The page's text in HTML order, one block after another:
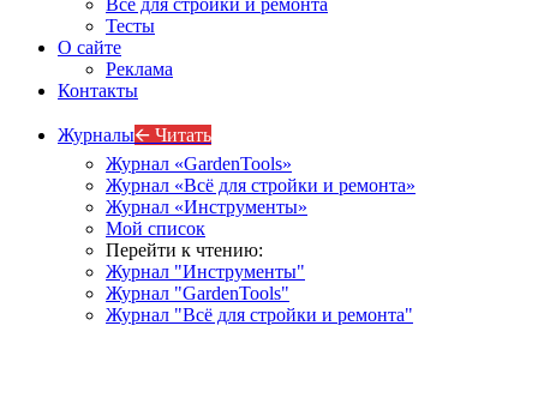
Всё для стройки и ремонта
Тесты
О сайте
Реклама
Контакты
Журналы🡨 Читать
Журнал «GardenTools»
Журнал «Всё для стройки и ремонта»
Журнал «Инструменты»
Мой список
Перейти к чтению:
Журнал "Инструменты"
Журнал "GardenTools"
Журнал "Всё для стройки и ремонта"